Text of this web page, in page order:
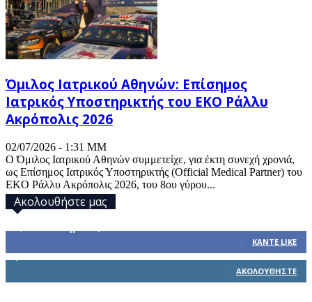
Όμιλος Ιατρικού Αθηνών: Επίσημος
Ιατρικός Υποστηρικτής του EKO Ράλλυ
Ακρόπολις 2026
02/07/2026 - 1:31 ΜΜ
Ο Όμιλος Ιατρικού Αθηνών συμμετείχε, για έκτη συνεχή χρονιά,
ως Επίσημος Ιατρικός Υποστηρικτής (Official Medical Partner) του
EKO Ράλλυ Ακρόπολις 2026, του 8ου γύρου...
Ακολουθήστε μας
ΚΆΝΤΕ LIKE
ΑΚΟΛΟΥΘΉΣΤΕ